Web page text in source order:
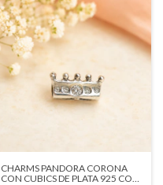
CHARMS PANDORA CORONA
CON CUBICS DE PLATA 925 COD: